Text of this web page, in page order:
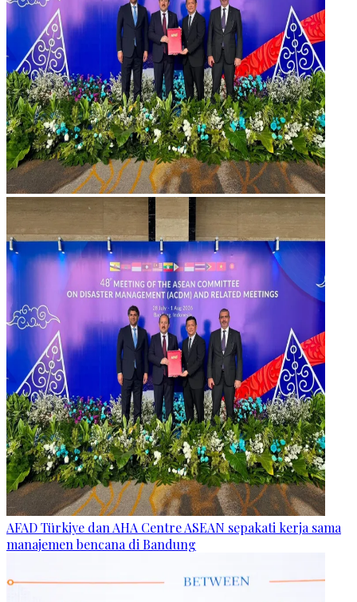
AFAD Türkiye dan AHA Centre ASEAN sepakati kerja sama
manajemen bencana di Bandung